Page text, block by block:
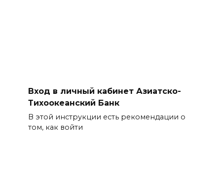
Вход в личный кабинет Азиатско-
Тихоокеанский Банк
В этой инструкции есть рекомендации о
том, как войти